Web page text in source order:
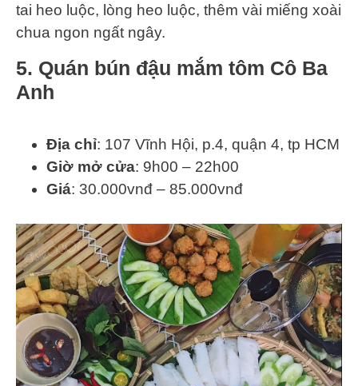
tai heo luộc, lòng heo luộc, thêm vài miếng xoài
chua ngon ngất ngây.
5. Quán bún đậu mắm tôm Cô Ba
Anh
Địa chỉ: 107 Vĩnh Hội, p.4, quận 4, tp HCM
Giờ mở cửa: 9h00 – 22h00
Giá: 30.000vnđ – 85.000vnđ